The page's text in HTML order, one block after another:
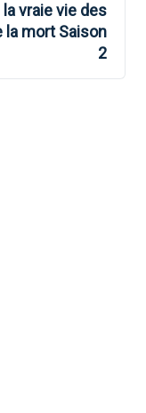
la vraie vie des
la mort Saison
2